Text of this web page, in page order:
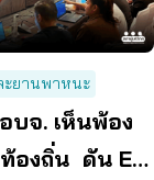
ะยานพาหนะ
บจ. เห็นพ้อง
องถิ่น ดัน EV